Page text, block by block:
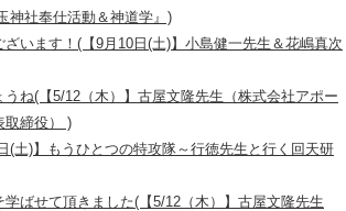
神社奉仕活動＆神道学』)
ざいます！(【9月10日(土)】小島健一先生＆花嶋真次
うね(【5/12（木）】古屋文隆先生（株式会社アポー
取締役） )
(土)】もうひとつの特攻隊～行徳先生と行く回天研
学ばせて頂きました(【5/12（木）】古屋文隆先生